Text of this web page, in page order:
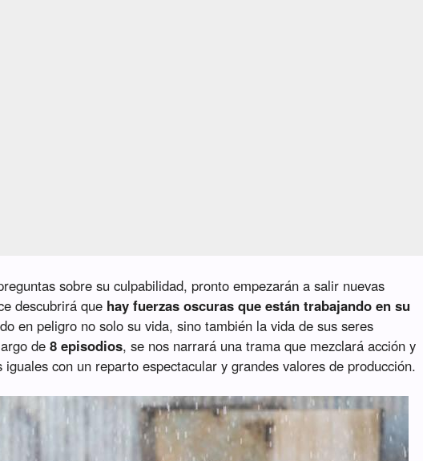
sobre su culpabilidad, pronto empezarán a salir nuevas
descubrirá que hay fuerzas oscuras que están trabajando en su
en peligro no solo su vida, sino también la vida de sus seres
de8 episodios, se nos narrará una trama que mezclará acción y
con un reparto espectacular y grandes valores de producción.